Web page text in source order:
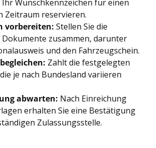
Ihr Wunschkennzeichen für einen
Zeitraum reservieren.
vorbereiten: Stellen Sie die
zusammen, darunter
und den Fahrzeugschein.
Zahlt die festgelegten
je nach Bundesland variieren
abwarten: Nach Einreichung
erhalten Sie eine Bestätigung
Zulassungsstelle.